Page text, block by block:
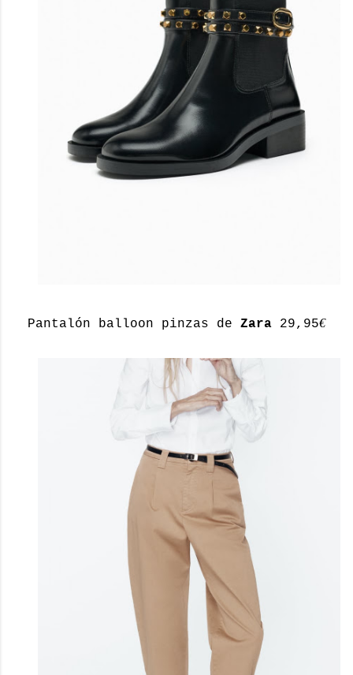
Pantalón balloon pinzas de Zara 29,95€